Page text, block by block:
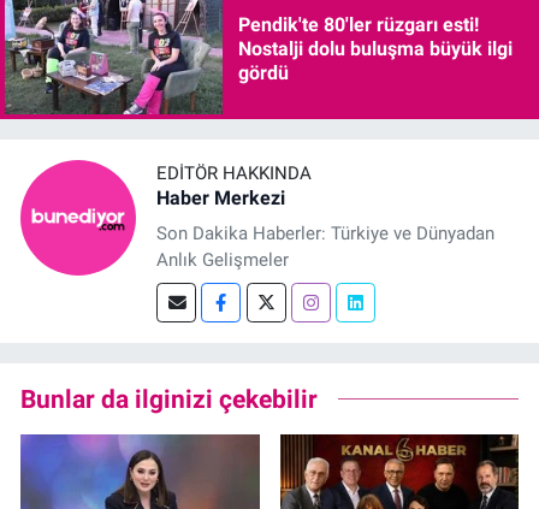
Pendik'te 80'ler rüzgarı esti!
Nostalji dolu buluşma büyük ilgi
gördü
EDITÖR HAKKINDA
Haber Merkezi
Son Dakika Haberler: Türkiye ve Dünyadan
Anlık Gelişmeler
Bunlar da ilginizi çekebilir